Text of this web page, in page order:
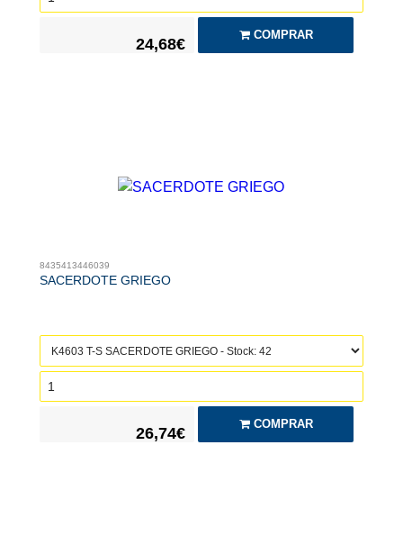
24,68€
COMPRAR
8435413446039
SACERDOTE GRIEGO
26,74€
COMPRAR